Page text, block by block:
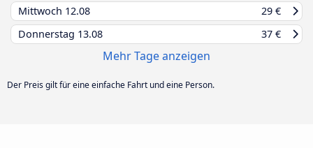
Mittwoch 12.08
29 €
Donnerstag 13.08 37 €
Mehr Tage anzeigen
Der Preis gilt für eine einfache Fahrt und eine Person.